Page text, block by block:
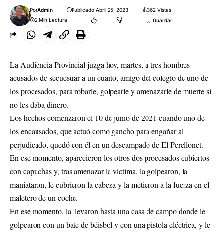
PorAdmin Publicado Abril 25, 2023
362 Vistas
2 Min Lectura
La Audiencia Provincial juzga hoy, martes, a tres hombres
acusados de secuestrar a un cuarto, amigo del colegio de uno de
los procesados, para robarle, golpearle y amenazarle de muerte si
no les daba dinero.
Los hechos comenzaron el 10 de junio de 2021 cuando uno de
los encausados, que actuó como gancho para engañar al
perjudicado, quedó con él en un descampado de El Perellonet.
En ese momento, aparecieron los otros dos procesados cubiertos
con capuchas y, tras amenazar la víctima, la golpearon, la
maniataron, le cubrieron la cabeza y la metieron a la fuerza en el
maletero de un coche.
En ese momento, la llevaron hasta una casa de campo donde le
golpearon con un bate de béisbol y con una pistola eléctrica, y le